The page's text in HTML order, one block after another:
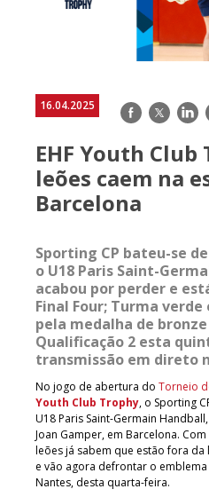
16.04.2025 Facebook
Twitter
EHF Youth Club
leões caem na
Barcelona
Sporting CP bateu-se
o U18 Paris Saint-
acabou por perder e
Final Four; Turma
pela medalha de
Qualificação 2 esta
transmissão em direto
No jogo de abertura do Torneio
Youth Club Trophy, o Sporting
U18 Paris Saint-Germain
Joan Gamper, em Barcelona.
leões já sabem que estão fora da
e vão agora defrontar o
Nantes, desta quarta-feira.